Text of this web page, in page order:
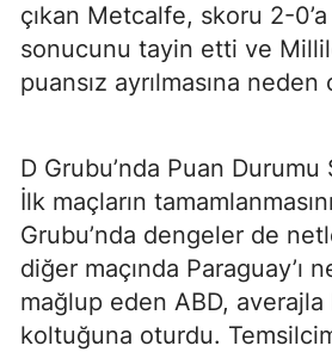
çıkan Metcalfe, skoru 2-
sonucunu tayin etti ve
puansız ayrılmasına neden
D Grubu’nda Puan
İlk maçların
Grubu’nda dengeler de
diğer maçında Paraguay’ı
mağlup eden ABD,
koltuğuna oturdu.